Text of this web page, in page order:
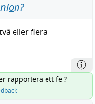
on?
eller flera
rapportera ett fel?